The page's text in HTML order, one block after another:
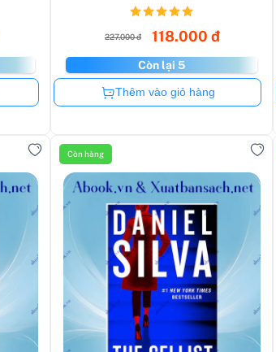
227.000 đ 118.000 đ
Còn lại 5
Còn hàng
Thêm vào giỏ hàng
Còn hàng